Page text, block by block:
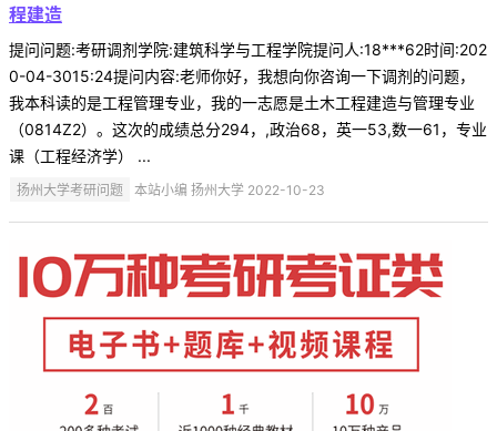
程建造
提问问题:考研调剂学院:建筑科学与工程学院提问人:18***62时间:202
0-04-3015:24提问内容:老师你好，我想向你咨询一下调剂的问题，
我本科读的是工程管理专业，我的一志愿是土木工程建造与管理专业
（0814Z2）。这次的成绩总分294，,政治68，英一53,数一61，专业
课（工程经济学） ...
扬州大学考研问题 本站小编 扬州大学 2022-10-23